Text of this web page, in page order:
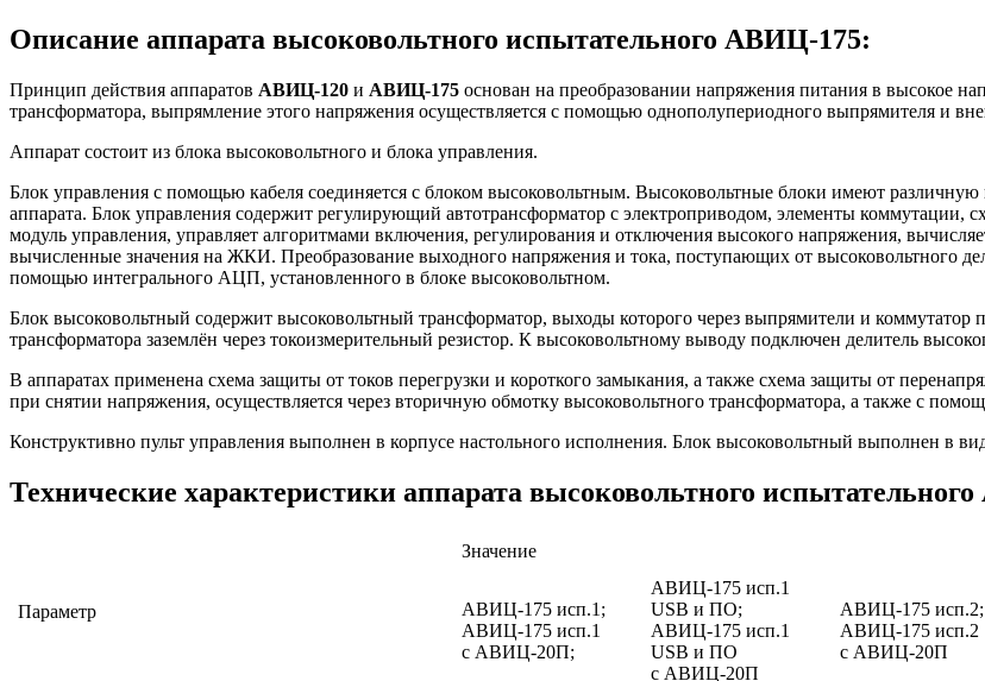
Описание аппарата высоковольтного испытательного АВИЦ-175:
Принцип действия аппаратов АВИЦ-120 и АВИЦ-175 основан на преобразовании напряжения питания в высокое
трансформатора, выпрямление этого напряжения осуществляется с помощью однополупериодного выпрямителя и
Аппарат состоит из блока высоковольтного и блока управления.
Блок управления с помощью кабеля соединяется с блоком высоковольтным. Высоковольтные блоки имеют
аппарата. Блок управления содержит регулирующий автотрансформатор с электроприводом, элементы коммутации,
модуль управления, управляет алгоритмами включения, регулирования и отключения высокого напряжения,
вычисленные значения на ЖКИ. Преобразование выходного напряжения и тока, поступающих от высоковольтного
помощью интегрального АЦП, установленного в блоке высоковольтном.
Блок высоковольтный содержит высоковольтный трансформатор, выходы которого через выпрямители и
трансформатора заземлён через токоизмерительный резистор. К высоковольтному выводу подключен делитель
В аппаратах применена схема защиты от токов перегрузки и короткого замыкания, а также схема защиты от
при снятии напряжения, осуществляется через вторичную обмотку высоковольтного трансформатора, а также с
Конструктивно пульт управления выполнен в корпусе настольного исполнения. Блок высоковольтный выполнен в
Технические характеристики аппарата высоковольтного
Параметр
Значение
АВИЦ-175 исп.1;
АВИЦ-175 исп.1
c АВИЦ-20П;
АВИЦ-175 исп.1
USB и ПО;
АВИЦ-175 исп.1
USB и ПО
c АВИЦ-20П
АВИЦ-175 исп.2;
АВИЦ-175 исп.2
c АВИЦ-20П